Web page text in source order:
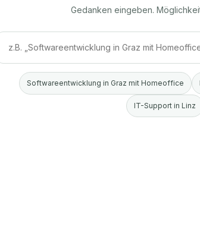
Gedanken eingeben.
Softwareentwicklung in Graz mit Homeoffice
IT-Support in Linz